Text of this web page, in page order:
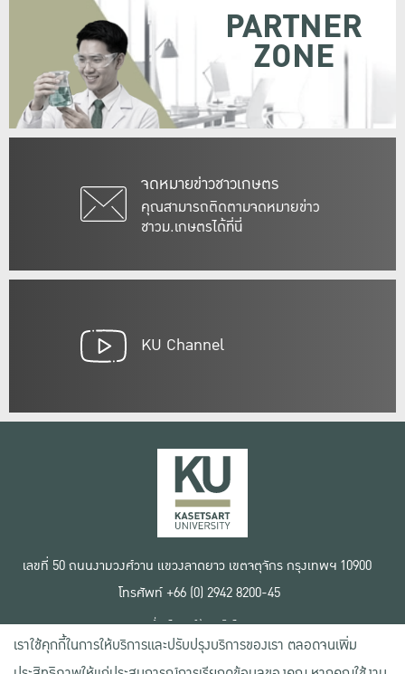
จดหมายข่าวชาวเกษตร
คุณสามารถติดตามจดหมายข่าว
ชาวม.เกษตรได้ที่นี่
PARTNER
ZONE
KU Channel
เลขที่ 50 ถนนงามวงศ์วาน แขวงลาดยาว เขตจตุจักร กรุงเทพฯ 10900
โทรศัพท์ +66 (0) 2942 8200-45
เงื่อนไขการใช้งานเว็บไซต์
ข้อตกลงด้านสิทธิ์ใช้งาน
นโยบายความเป็นส่วนตัว
เราใช้คุกกี้ในการให้บริการและปรับปรุงบริการของเรา ตลอดจนเพิ่ม